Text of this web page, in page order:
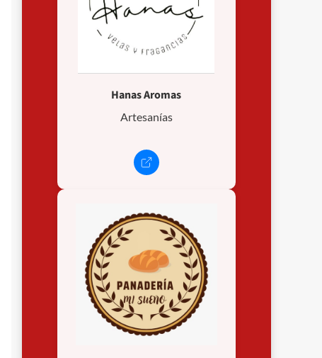
Hanas Aromas
Artesanías